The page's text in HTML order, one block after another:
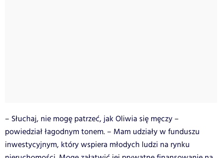
– Słuchaj, nie mogę patrzeć, jak Oliwia się męczy –
powiedział łagodnym tonem. – Mam udziały w funduszu
inwestycyjnym, który wspiera młodych ludzi na rynku